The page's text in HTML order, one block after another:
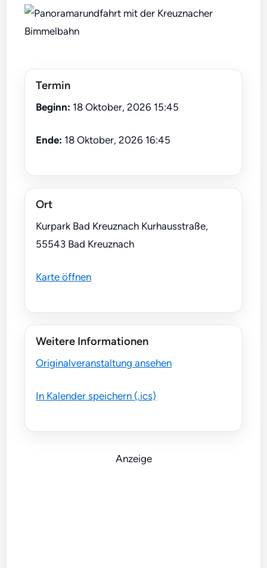
Termin
Beginn: 18 Oktober, 2026 15:45
Ende: 18 Oktober, 2026 16:45
Ort
Kurpark Bad Kreuznach Kurhausstraße,
55543 Bad Kreuznach
Karte öffnen
Weitere Informationen
Originalveranstaltung ansehen
In Kalender speichern (.ics)
Anzeige